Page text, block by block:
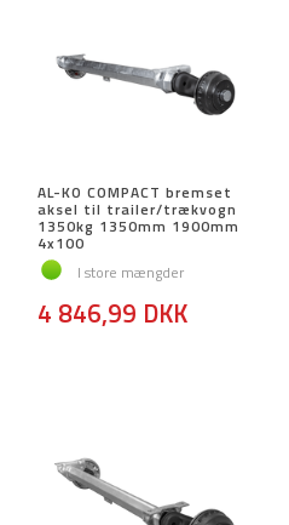
AL-KO COMPACT bremset
aksel til trailer/trækvogn
1350kg 1350mm 1900mm
4x100
I store mængder
4 846,99 DKK